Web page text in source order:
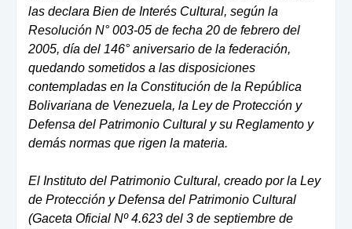
las declara Bien de Interés Cultural, según la
Resolución N° 003-05 de fecha 20 de febrero del
2005, día del 146° aniversario de la federación,
quedando sometidos a las disposiciones
contempladas en la Constitución de la República
Bolivariana de Venezuela, la Ley de Protección y
Defensa del Patrimonio Cultural y su Reglamento y
demás normas que rigen la materia.
El Instituto del Patrimonio Cultural, creado por la Ley
de Protección y Defensa del Patrimonio Cultural
(Gaceta Oficial Nº 4.623 del 3 de septiembre de